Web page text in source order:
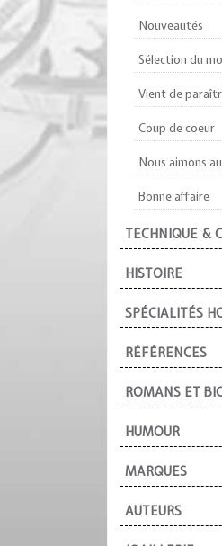
Nouveautés
Sélection du
Vient de
Coup de coeur
Nous aimons
Bonne affaire
TECHNIQUE &
HISTOIRE
SPÉCIALITÉS
RÉFÉRENCES
ROMANS ET
HUMOUR
MARQUES
AUTEURS